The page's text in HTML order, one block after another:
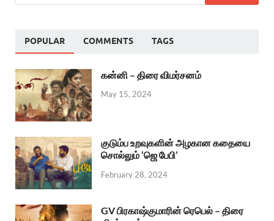
POPULAR COMMENTS TAGS
கன்னி – திரை விமர்சனம்
May 15, 2024
குடும்ப உறவுகளின் அழகான கதையை
சொல்லும் ‘ஜெ பேபி’
February 28, 2024
GV பிரகாஷ்குமாரின் ரெபெல் – திரை